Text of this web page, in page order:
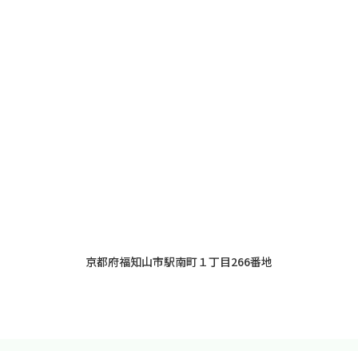
京都府福知山市駅南町１丁目266番地